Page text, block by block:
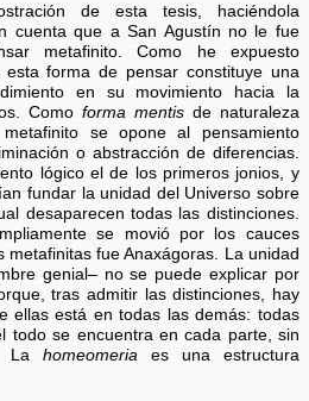
de esta tesis, haciéndola
cuenta que a San Agustín no le fue
metafinito. Como he expuesto
forma de pensar constituye una
en su movimiento hacia la
Como forma mentisde naturaleza
se opone al pensamiento
o abstracción de diferencias.
lógico el de los primeros jonios, y
fundar la unidad del Universo sobre
desaparecen todas las distinciones.
se movió por los cauces
metafinitas fue Anaxágoras. La unidad
genial– no se puede explicar por
tras admitir las distinciones, hay
ellas está en todas las demás: todas
todo se encuentra en cada parte, sin
La homeomeria es una estructura